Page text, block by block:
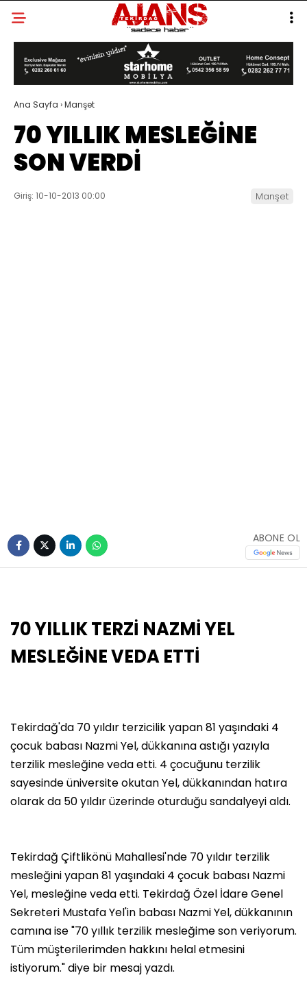
Ana Sayfa ›Manşet
70 YILLIK MESLEĞİNE
SON VERDİ
Giriş: 10-10-2013 00:00 Manşet
ABONE OL
70 YILLIK TERZİ NAZMİ YEL
MESLEĞİNE VEDA ETTİ
Tekirdağ'da 70 yıldır terzicilik yapan 81 yaşındaki 4
çocuk babası Nazmi Yel, dükkanına astığı yazıyla
terzilik mesleğine veda etti. 4 çocuğunu terzilik
sayesinde üniversite okutan Yel, dükkanından hatıra
olarak da 50 yıldır üzerinde oturduğu sandalyeyi aldı.
Tekirdağ Çiftlikönü Mahallesi'nde 70 yıldır terzilik
mesleğini yapan 81 yaşındaki 4 çocuk babası Nazmi
Yel, mesleğine veda etti. Tekirdağ Özel İdare Genel
Sekreteri Mustafa Yel'in babası Nazmi Yel, dükkanının
camına ise "70 yıllık terzilik mesleğime son veriyorum.
Tüm müşterilerimden hakkını helal etmesini
istiyorum." diye bir mesaj yazdı.